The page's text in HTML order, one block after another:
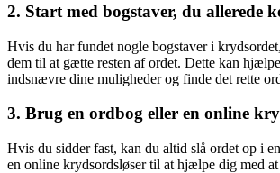
2. Start med bogstaver, du allerede
Hvis du har fundet nogle bogstaver i
dem til at gætte resten af ordet. Dette kan
indsnævre dine muligheder og finde det rette
3. Brug en ordbog eller en online
Hvis du sidder fast, kan du altid slå ordet op i
en online krydsordsløser til at hjælpe dig med